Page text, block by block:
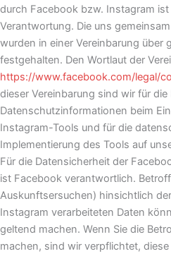
durch Facebook bzw. Instagram
Verantwortung. Die uns
wurden in einer Vereinbarung über
festgehalten. Den Wortlaut der
https://www.facebook.com/legal/
dieser Vereinbarung sind wir für die
Datenschutzinformationen beim
Instagram-Tools und für die
Implementierung des Tools auf
Für die Datensicherheit der
ist Facebook verantwortlich.
Auskunftsersuchen) hinsichtlich
Instagram verarbeiteten Daten
geltend machen. Wenn Sie die
machen, sind wir verpflichtet,